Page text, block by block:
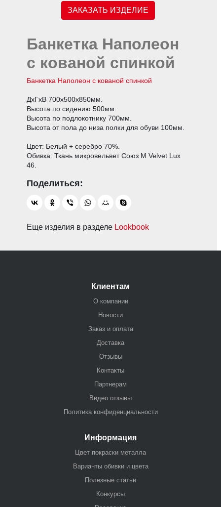
ЗАКАЗАТЬ ИЗДЕЛИЕ
Банкетка Наполеон
с кованой спинкой
Банкетка Наполеон с кованой спинкой
ДхГхВ 700х500х850мм.
Высота по сидению 500мм.
Высота по подлокотнику 700мм.
Высота от пола до низа полки для обуви 100мм.
Цвет: Белый + серебро 70%.
Обивка: Ткань микровельвет Союз М Velvet Lux
46.
Еще изделия в разделе Lookbook
Клиентам
О компании
Новости
Заказ и оплата
Доставка
Отзывы
Контакты
Партнерам
Видео отзывы
Политика конфиденциальности
Информация
Цвет покраски металла
Варианты обивки и цвета
Полезные статьи
Конкурсы